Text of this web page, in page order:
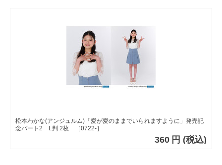
松本わかな(アンジュルム)「愛が愛のままでいられますように」発売記
念パート2 L判 2枚 ［0722-］
360 円 (税込)